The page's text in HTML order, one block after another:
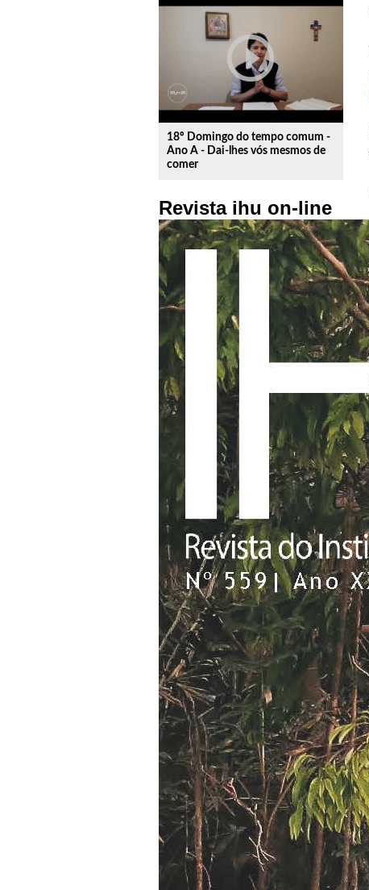
play_circle_outline
18º Domingo do tempo comum -
Ano A - Dai-lhes vós mesmos de
comer
Revista ihu on-line